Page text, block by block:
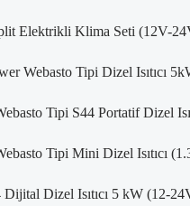
Elektrikli Klima Seti (12V-
Webasto Tipi Dizel Isıtıcı
Tipi S44 Portatif Dizel
Tipi Mini Dizel Isıtıcı
Dijital Dizel Isıtıcı 5 kW (12-